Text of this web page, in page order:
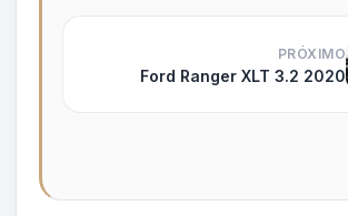
PRÓXIMO
Ford Ranger XLT 3.2 2020